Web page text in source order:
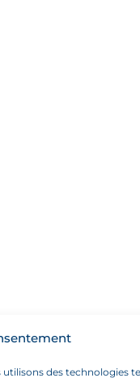
des technologies